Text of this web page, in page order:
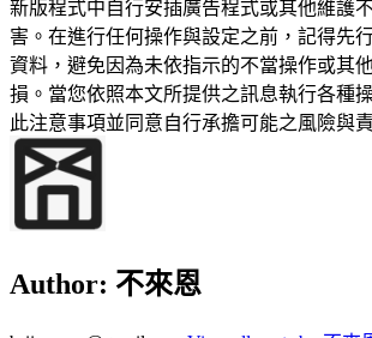
新版程式中自行安插廣告程式或其他維護
害。在進行任何操作與設定之前，記得先
資料，避免因為未依指示的不當操作或其
損。當您依照本文所提供之訊息執行各種
此注意事項並同意自行承擔可能之風險與
Author: 不來恩